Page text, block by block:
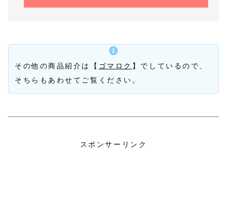
その他の商品紹介は【 ゴマロク 】でしているので、
そちらもあわせてご覧ください。
スポンサーリンク